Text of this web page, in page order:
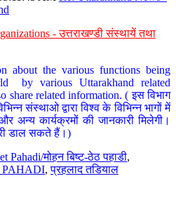
- उत्तराखण्डी संस्थायें तथा
about the various functions being
by various Uttarakhand related
share related information. ( इस विभाग
संस्थाओ द्वारा विश्व के विभिन्न भागों में
अन्य कार्यक्रमों की जानकारी मिलेगी।
डाल सकते हैं।)
Pahadi/मोहन बिष्ट-ठेठ पहाडी,
,प्रहलाद तडियाल